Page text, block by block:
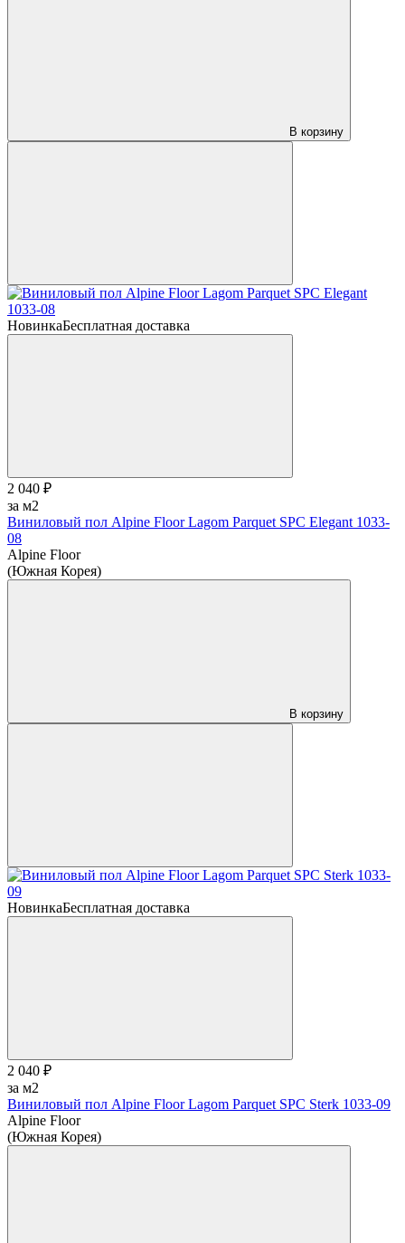
В корзину
НовинкаБесплатная доставка
2 040 ₽
за м2
Виниловый пол Alpine Floor Lagom Parquet SPC Elegant 1033-
08
Alpine Floor
(Южная Корея)
В корзину
НовинкаБесплатная доставка
2 040 ₽
за м2
Виниловый пол Alpine Floor Lagom Parquet SPC Sterk 1033-09
Alpine Floor
(Южная Корея)